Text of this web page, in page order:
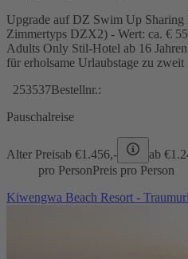
Upgrade auf DZ Swim Up Sharing
Zimmertyps DZX2) - Wert: ca. €
Adults Only Stil-Hotel ab 16
für erholsame Urlaubstage zu zweit
253537Bestellnr.:
Pauschalreise
Alter Preisab €1.456,- ab €
pro PersonPreis pro Person
Kiwengwa Beach Resort -